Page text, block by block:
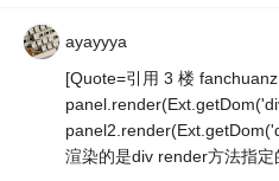
ayayyya
[Quote=引用 3 楼
渲染的是div render方法指